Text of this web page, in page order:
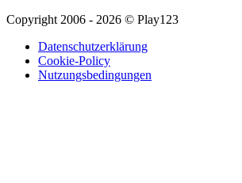
Copyright 2006 - 2026 © Play123
Datenschutzerklärung
Cookie-Policy
Nutzungsbedingungen